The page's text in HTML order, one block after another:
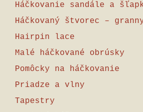
Háčkovanie sandále a
Háčkovaný štvorec –
Hairpin lace
Malé háčkované obrúsky
Pomôcky na háčkovanie
Priadze a vlny
Tapestry